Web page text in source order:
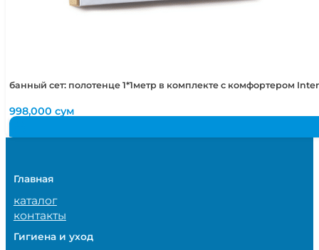
банный сет: полотенце 1*1метр в комплекте с комфортером
998,000сум
Главная
каталог
контакты
Гигиена и уход